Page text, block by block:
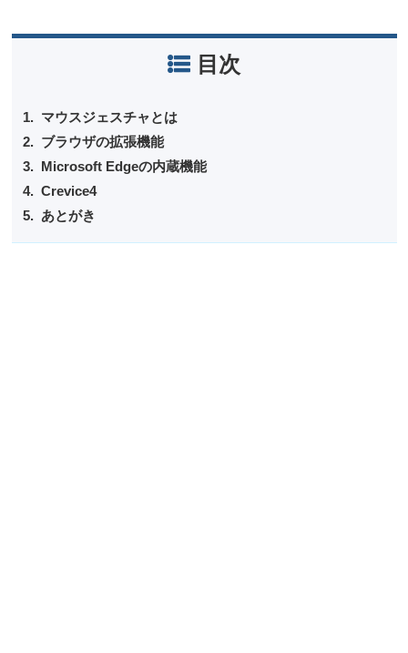
目次
マウスジェスチャとは
ブラウザの拡張機能
Microsoft Edgeの内蔵機能
Crevice4
あとがき